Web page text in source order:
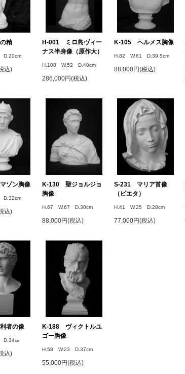
精
込)
H-001 ミロ島ヴィー
ナス半身像（原作大）
H.108 W.52 D.48cm
286,000円(税込)
K-105 ヘルメス胸像
H.82 W.61 D.39.5cm
88,000円(税込)
ゾン胸像
込)
K-130 聖ジョルジョ
胸像
H.67 W.67 D.30cm
88,000円(税込)
S-231 マリア首像
（ピエタ）
H.41 W.25 D.28cm
77,000円(税込)
者の像
㎝
込)
K-188 ヴィクトルユ
ゴー胸像
H.58 W.23 D.37cm
55,000円(税込)